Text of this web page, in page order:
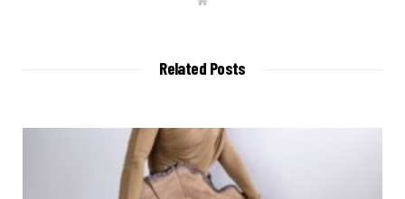
Related Posts